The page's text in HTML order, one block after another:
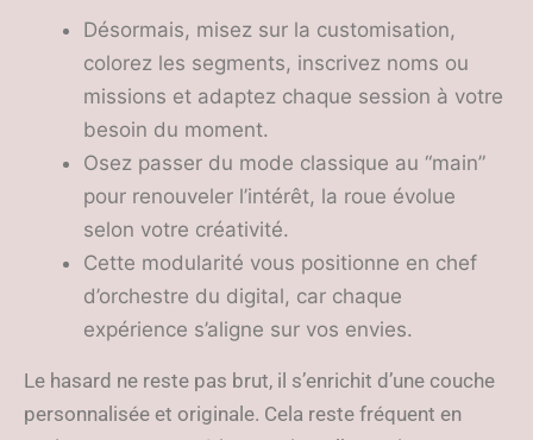
Désormais, misez sur la customisation,
colorez les segments, inscrivez noms ou
missions et adaptez chaque session à votre
besoin du moment.
Osez passer du mode classique au “main”
pour renouveler l’intérêt, la roue évolue
selon votre créativité.
Cette modularité vous positionne en chef
d’orchestre du digital, car chaque
expérience s’aligne sur vos envies.
Le hasard ne reste pas brut, il s’enrichit d’une couche
personnalisée et originale. Cela reste fréquent en